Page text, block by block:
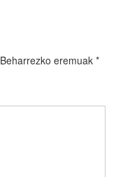
Beharrezko eremuak *